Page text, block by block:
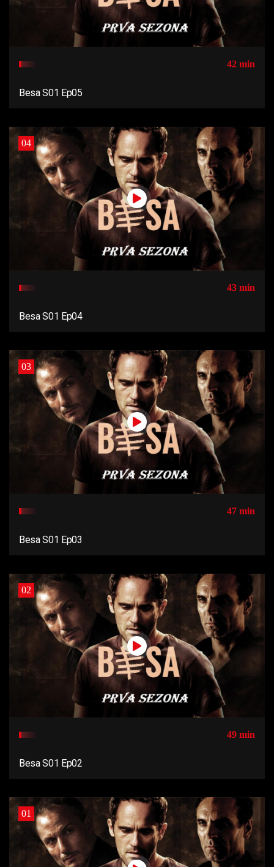
42 min
Besa S01 Ep05
04
43 min
Besa S01 Ep04
03
47 min
Besa S01 Ep03
02
49 min
Besa S01 Ep02
01